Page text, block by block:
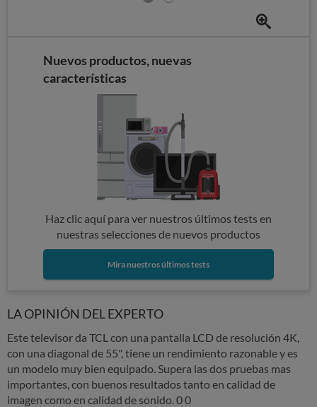
Nuevos productos, nuevas
características
Haz clic aquí para ver nuestros últimos tests en
nuestras selecciones de nuevos productos
Mira nuestros últimos tests
LA OPINIÓN DEL EXPERTO
Este televisor da TCL con una pantalla LCD de resolución 4K,
con una diagonal de 55", tiene un rendimiento razonable y es
un modelo muy bien equipado. Supera las dos pruebas mas
importantes, con buenos resultados tanto en calidad de
imagen como en calidad de sonido. 0 0